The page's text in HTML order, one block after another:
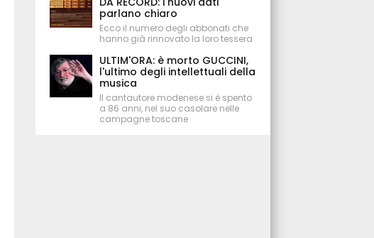
parlano chiaro
Ecco il numero degli abbonati che
hanno già rinnovato la loro tessera
ULTIM'ORA: è morto GUCCINI,
l'ultimo degli intellettuali della
musica
Il cantautore modenese si è spento
a 86 anni, nel suo casolare nelle
campagne toscane